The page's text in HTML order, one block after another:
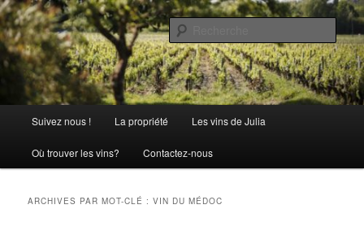
Aller
au
contenu
principal
Aller
au
contenu
secondaireChâteau Julia
La passion comme tradition
principal
Suivez nous ! La propriété Les vins de Julia
Où trouver les vins? Contactez-nous
ARCHIVES PAR MOT-CLÉ :VIN DU MÉDOC